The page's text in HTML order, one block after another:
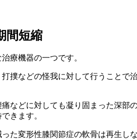
間短縮
療機器の一つです。
撲などの怪我に対して行うことで
などに対しても凝り固まった深部
きます。
た変形性膝関節症の軟骨は再生し